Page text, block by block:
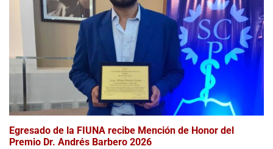
Egresado de la FIUNA recibe Mención de Honor del
Premio Dr. Andrés Barbero 2026